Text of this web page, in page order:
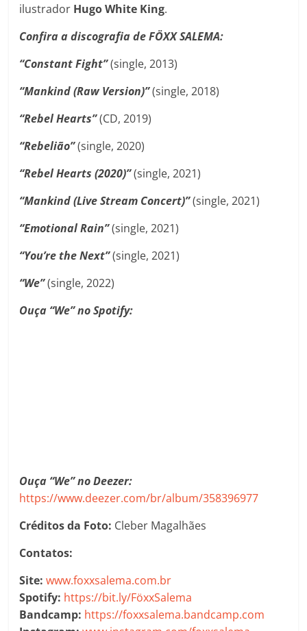
ilustrador Hugo White King.
Confira a discografia de FÖXX SALEMA:
“Constant Fight”(single, 2013)
“Mankind (Raw Version)”(single, 2018)
“Rebel Hearts”(CD, 2019)
“Rebelião”(single, 2020)
“Rebel Hearts (2020)”(single, 2021)
“Mankind (Live Stream Concert)”(single, 2021)
“Emotional Rain”(single, 2021)
“You’re the Next”(single, 2021)
“We”(single, 2022)
Ouça “We” no Spotify:
Ouça “We” no Deezer:
https://www.deezer.com/br/album/358396977
Créditos da Foto: Cleber Magalhães
Contatos:
Site:www.foxxsalema.com.br
Spotify: https://bit.ly/FöxxSalema
Bandcamp: https://foxxsalema.bandcamp.com